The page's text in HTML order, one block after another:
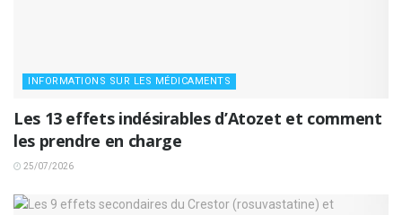
INFORMATIONS SUR LES MÉDICAMENTS
Les 13 effets indésirables d’Atozet et comment
les prendre en charge
25/07/2026